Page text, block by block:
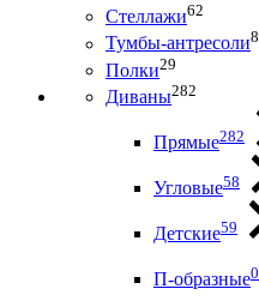
Стеллажи62
Тумбы-антресоли8
Полки29
Диваны282
Прямые282
Угловые58
Детские59
П-образные0